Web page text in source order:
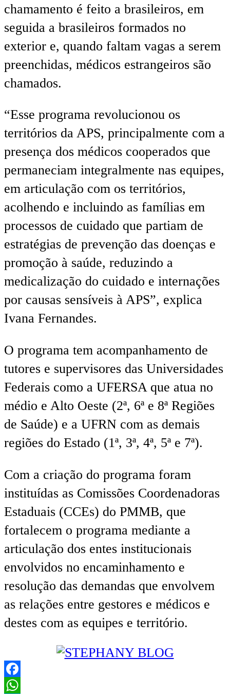
chamamento é feito a brasileiros, em
seguida a brasileiros formados no
exterior e, quando faltam vagas a serem
preenchidas, médicos estrangeiros são
chamados.
“Esse programa revolucionou os
territórios da APS, principalmente com a
presença dos médicos cooperados que
permaneciam integralmente nas equipes,
em articulação com os territórios,
acolhendo e incluindo as famílias em
processos de cuidado que partiam de
estratégias de prevenção das doenças e
promoção à saúde, reduzindo a
medicalização do cuidado e internações
por causas sensíveis à APS”, explica
Ivana Fernandes.
O programa tem acompanhamento de
tutores e supervisores das Universidades
Federais como a UFERSA que atua no
médio e Alto Oeste (2ª, 6ª e 8ª Regiões
de Saúde) e a UFRN com as demais
regiões do Estado (1ª, 3ª, 4ª, 5ª e 7ª).
Com a criação do programa foram
instituídas as Comissões Coordenadoras
Estaduais (CCEs) do PMMB, que
fortalecem o programa mediante a
articulação dos entes institucionais
envolvidos no encaminhamento e
resolução das demandas que envolvem
as relações entre gestores e médicos e
destes com as equipes e território.
Facebook